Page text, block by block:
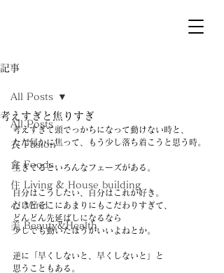
記事
All Posts
衣 Fasion
食 Foods
住 Living & House building
心 Mind
美 Beauty&Health
All Posts
考えすぎと焦りすぎ
考えすぎて頭でっかちになって動けない時と、
ただ何かに焦って、もう少し落ち着こうと思う時。
生きてるといろんなフェーズがある。
自分はこうしたい、自分はこれが好き。
だけどそこにあまりにもこだわりすぎて、
どんどん先延ばしになるなら
少しでも動いたほうがいいよねとか。
逆に「早くしないと、早くしないと」と
思うこともある。